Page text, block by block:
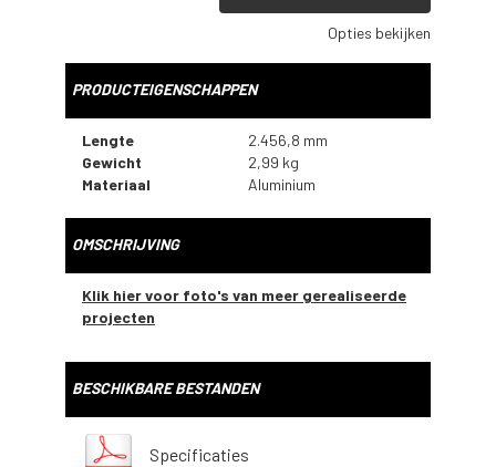
Opties bekijken
PRODUCTEIGENSCHAPPEN
Lengte
2.456,8 mm
Gewicht
2,99 kg
Materiaal
Aluminium
OMSCHRIJVING
Klik hier voor foto's van meer gerealiseerde
projecten
BESCHIKBARE BESTANDEN
Specificaties